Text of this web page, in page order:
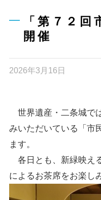
「第７２回
開催
2026年3月16日
世界遺産・二条城で
みいただいている「市
ます。
各日とも、新緑映え
によるお茶席をお楽し